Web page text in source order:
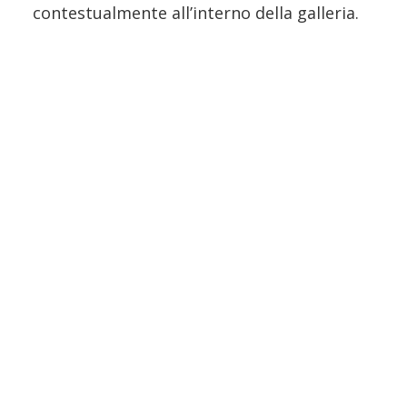
contestualmente all’interno della galleria.